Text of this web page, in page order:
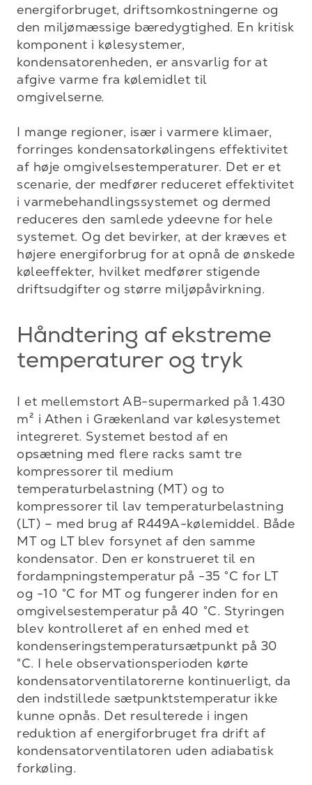
energiforbruget, driftsomkostningerne og
den miljømæssige bæredygtighed. En kritisk
komponent i kølesystemer,
kondensatorenheden, er ansvarlig for at
afgive varme fra kølemidlet til
omgivelserne.
I mange regioner, især i varmere klimaer,
forringes kondensatorkølingens effektivitet
af høje omgivelsestemperaturer. Det er et
scenarie, der medfører reduceret effektivitet
i varmebehandlingssystemet og dermed
reduceres den samlede ydeevne for hele
systemet. Og det bevirker, at der kræves et
højere energiforbrug for at opnå de ønskede
køleeffekter, hvilket medfører stigende
driftsudgifter og større miljøpåvirkning.
Håndtering af ekstreme
temperaturer og tryk
I et mellemstort AB-supermarked på 1.430
m² i Athen i Grækenland var kølesystemet
integreret. Systemet bestod af en
opsætning med flere racks samt tre
kompressorer til medium
temperaturbelastning (MT) og to
kompressorer til lav temperaturbelastning
(LT) – med brug af R449A-kølemiddel. Både
MT og LT blev forsynet af den samme
kondensator. Den er konstrueret til en
fordampningstemperatur på -35 °C for LT
og -10 °C for MT og fungerer inden for en
omgivelsestemperatur på 40 °C. Styringen
blev kontrolleret af en enhed med et
kondenseringstemperatursætpunkt på 30
°C. I hele observationsperioden kørte
kondensatorventilatorerne kontinuerligt, da
den indstillede sætpunktstemperatur ikke
kunne opnås. Det resulterede i ingen
reduktion af energiforbruget fra drift af
kondensatorventilatoren uden adiabatisk
forkøling.